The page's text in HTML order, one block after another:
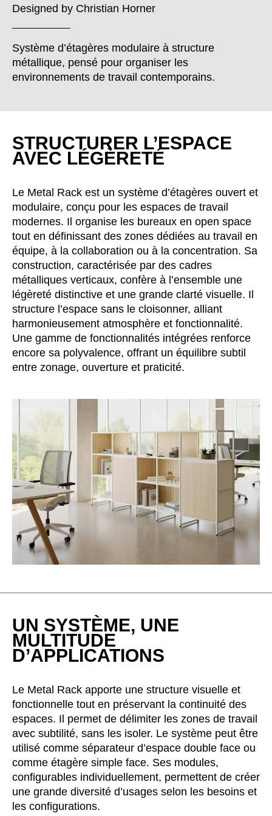
Bulgaria(BG)
Corée du Sud(KR)
Croatie(HR)
Danemark(DK)
Finlande(FI)
France (FR)
Grande-Bretagne (GB)
Grèce (GR)
Guinée(GN)
Hong Kong(HK)
Hongrie(HU)
Inde(IN)
Indonésie
Iran(IR)
Irlande(IE)
Irlande du Nord (UK)(GB)
Israël (IL)
Japon
Jordanie
Kazakhstan
Kenya (KE)
Koweït (KW)
Lettonie
Liechtenstein
Lituanie(LT)
Luxembourg
Malaisie
Nigeria(NG)
Norvège(NO)
Nouvelle-Zélande (NZ)
Pays-Bas(NL)
Philippines(PH)
Pologne (PL)
Portugal(PT)
Qatar(QA)
Reste du monde()
Roumanie(RO)
Designed by Christian Horner
Système d’étagères modulaire à structure
métallique, pensé pour organiser les
environnements de travail contemporains.
STRUCTURER L’ESPACE
AVEC LÉGÈRETÉ
Le Metal Rack est un système d’étagères ouvert et
modulaire, conçu pour les espaces de travail
modernes. Il organise les bureaux en open space
tout en définissant des zones dédiées au travail en
équipe, à la collaboration ou à la concentration. Sa
construction, caractérisée par des cadres
métalliques verticaux, confère à l’ensemble une
légèreté distinctive et une grande clarté visuelle. Il
structure l’espace sans le cloisonner, alliant
harmonieusement atmosphère et fonctionnalité.
Une gamme de fonctionnalités intégrées renforce
encore sa polyvalence, offrant un équilibre subtil
entre zonage, ouverture et praticité.
UN SYSTÈME, UNE
MULTITUDE
D’APPLICATIONS
Le Metal Rack apporte une structure visuelle et
fonctionnelle tout en préservant la continuité des
espaces. Il permet de délimiter les zones de travail
avec subtilité, sans les isoler. Le système peut être
utilisé comme séparateur d’espace double face ou
comme étagère simple face. Ses modules,
configurables individuellement, permettent de créer
une grande diversité d’usages selon les besoins et
les configurations.